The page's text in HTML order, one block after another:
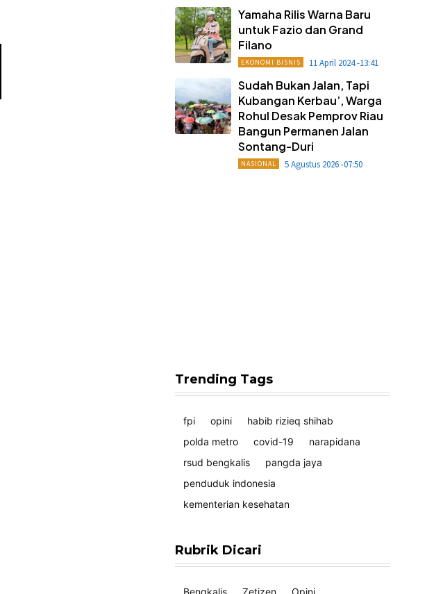
Yamaha Rilis Warna Baru
untuk Fazio dan Grand
Filano
EKONOMI BISNIS 11 April 2024 -13:41
Sudah Bukan Jalan, Tapi
Kubangan Kerbau’, Warga
Rohul Desak Pemprov Riau
Bangun Permanen Jalan
Sontang-Duri
NASIONAL 5 Agustus 2026 -07:50
Trending Tags
fpi opini
habib rizieq shihab
polda metro
covid-19
narapidana
rsud bengkalis
pangda jaya
penduduk indonesia
kementerian kesehatan
Rubrik Dicari